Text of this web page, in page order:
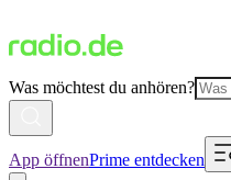
Was möchtest du anhören?
App öffnenPrime entdecken